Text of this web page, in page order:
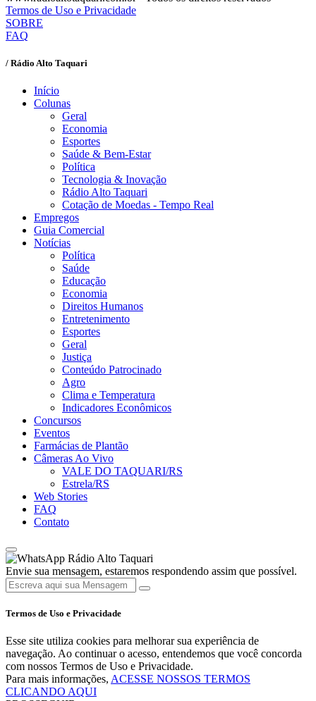
Termos de Uso e Privacidade
SOBRE
FAQ
/ Rádio Alto Taquari
Início
Colunas
Geral
Economia
Esportes
Saúde & Bem-Estar
Política
Tecnologia & Inovação
Rádio Alto Taquari
Cotação de Moedas - Tempo Real
Empregos
Guia Comercial
Notícias
Política
Saúde
Educação
Economia
Direitos Humanos
Entretenimento
Esportes
Geral
Justiça
Conteúdo Patrocinado
Agro
Clima e Temperatura
Indicadores Econômicos
Concursos
Eventos
Farmácias de Plantão
Câmeras Ao Vivo
VALE DO TAQUARI/RS
Estrela/RS
Web Stories
FAQ
Contato
Rádio Alto Taquari
Envie sua mensagem, estaremos respondendo assim que possível.
Termos de Uso e Privacidade
Esse site utiliza cookies para melhorar sua experiência de
navegação. Ao continuar o acesso, entendemos que você concorda
com nossos Termos de Uso e Privacidade.
Para mais informações, ACESSE NOSSOS TERMOS
CLICANDO AQUI